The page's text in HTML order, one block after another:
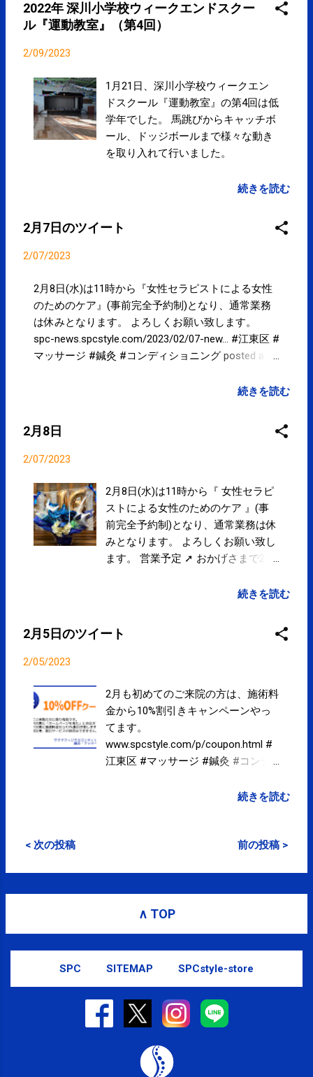
2022年 深川小学校ウィークエンドスクー
ル『運動教室』（第4回）
2/09/2023
1月21日、深川小学校ウィークエン
ドスクール『運動教室』の第4回は低
学年でした。 馬跳びからキャッチボ
ール、ドッジボールまで様々な動き
を取り入れて行いました。
続きを読む
2月7日のツイート
2/07/2023
2月8日(水)は11時から『女性セラピストによる女性
のためのケア』(事前完全予約制)となり、通常業務
は休みとなります。 よろしくお願い致します。
spc-news.spcstyle.com/2023/02/07-new… #江東区 #
マッサージ #鍼灸 #コンディショニング posted at
続きを読む
2月8日
2/07/2023
2月8日(水)は11時から『 女性セラピ
ストによる女性のためのケア 』(事
前完全予約制)となり、通常業務は休
みとなります。 よろしくお願い致し
ます。 営業予定 ➚ おかげさまで2月
した。今後ともよろしくお願い致し
ました。ありがとうございます。 か
らだのお手入れはお早めに。ご来院
ーンやってます。 ➚ クレジットカー
ド、電子マネー、QRコード決済によ
るお支払いできます。 ➚ Googleマッ
プにて院内を360°見ることができま
す。 ➚
続きを読む
2月5日のツイート
2/05/2023
2月も初めてのご来院の方は、施術料
金から10%割引きキャンペーンやっ
てます。
www.spcstyle.com/p/coupon.html #
江東区 #マッサージ #鍼灸 #コンデ
pic.twitter.com/vEQk5ITsnG posted at
続きを読む
< 次の投稿 前の投稿 >
∧ TOP
SPC SITEMAP SPCstyle-store